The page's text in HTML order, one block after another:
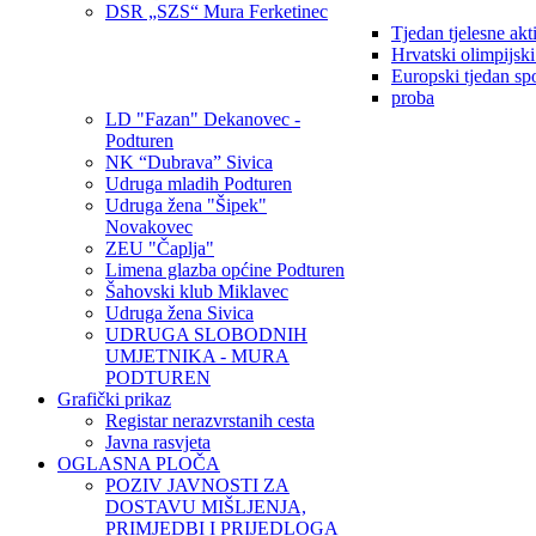
DSR „SZS“ Mura Ferketinec
Tjedan tjelesne
Hrvatski olimpijski
Europski tjedan
proba
LD "Fazan" Dekanovec -
Podturen
NK “Dubrava” Sivica
Udruga mladih Podturen
Udruga žena "Šipek"
Novakovec
ZEU "Čaplja"
Limena glazba općine Podturen
Šahovski klub Miklavec
Udruga žena Sivica
UDRUGA SLOBODNIH
UMJETNIKA - MURA
PODTUREN
Grafički prikaz
Registar nerazvrstanih cesta
Javna rasvjeta
OGLASNA PLOČA
POZIV JAVNOSTI ZA
DOSTAVU MIŠLJENJA,
PRIMJEDBI I PRIJEDLOGA